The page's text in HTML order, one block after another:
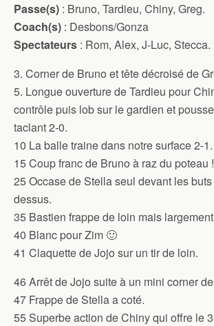
Passe(s) : Bruno, Tardieu, Chiny, Greg.
Coach(s) : Desbons/Gonza
Spectateurs : Rom, Alex, J-Luc, Stecca.
3. Corner de Bruno et tête décroisé de
5. Longue ouverture de Tardieu pour
contrôle puis lob sur le gardien et
taclant 2-0.
10 La balle traine dans notre surface 2-1.
15 Coup franc de Bruno à raz du poteau
25 Occase de Stella seul devant les
dessus.
35 Bastien frappe de loin mais
40 Blanc pour Zim 🙂
41 Claquette de Jojo sur un tir de loin.
46 Arrêt de Jojo suite à un mini corner
47 Frappe de Stella a coté.
55 Superbe action de Chiny qui offre le